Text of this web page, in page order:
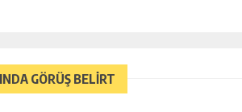
GÖRÜŞ BELİRT